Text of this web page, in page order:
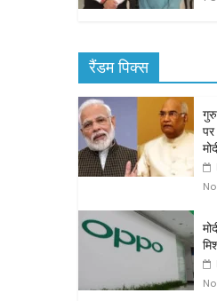
रैंडम पिक्स
पर